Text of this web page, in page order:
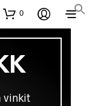
0
vinkit